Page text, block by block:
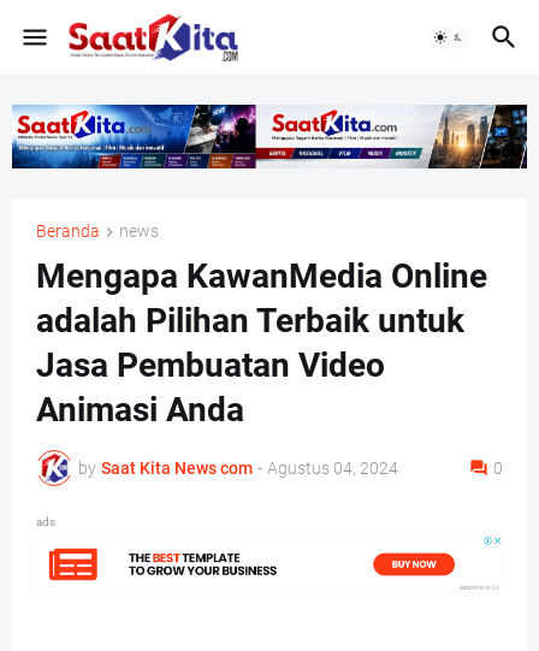
Beranda news
Mengapa KawanMedia Online
adalah Pilihan Terbaik untuk
Jasa Pembuatan Video
Animasi Anda
by Saat Kita News com - Agustus 04, 2024 0
ads